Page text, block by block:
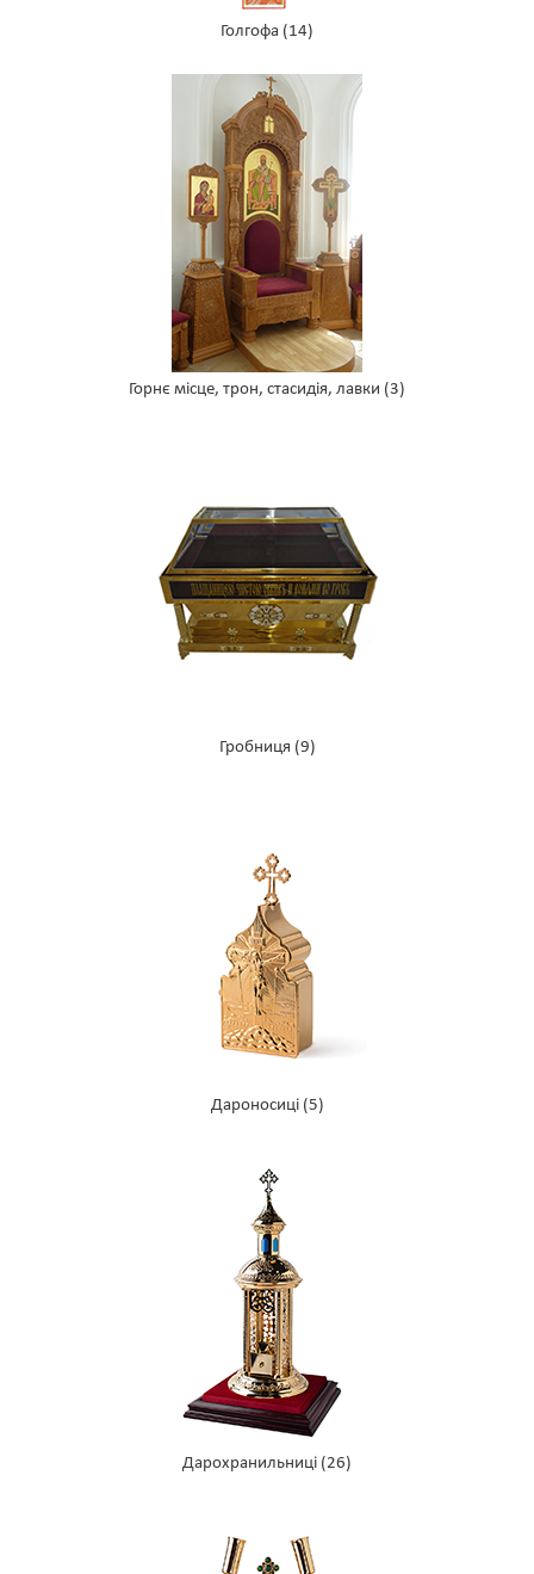
Голгофа (14)
Горнє місце, трон, стасидія, лавки (3)
Гробниця (9)
Дароносиці(5)
Дарохранильниці (26)